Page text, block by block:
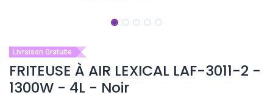
Livraison Gratuite
FRITEUSE À AIR LEXICAL LAF-3011-2 -
1300W - 4L - Noir